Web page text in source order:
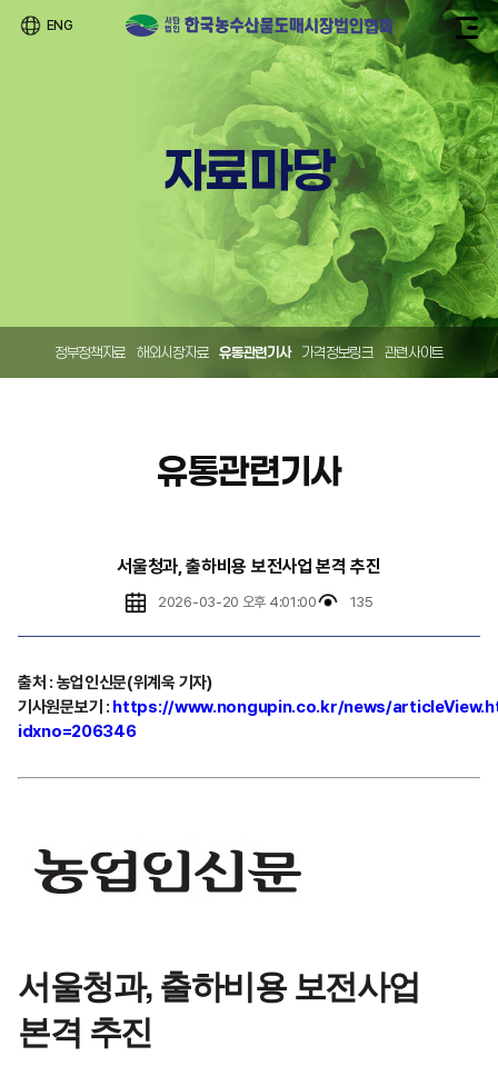
ENG
자료마당
정부정책자료 해외시장자료 유통관련기사 가격정보링크 관련사이트
유통관련기사
서울청과, 출하비용 보전사업 본격 추진
2026-03-20 오후 4:01:00 135
출처 : 농업인신문(위계욱 기자)
기사원문보기 : https://www.nongupin.co.kr/news/
idxno=206346
서울청과, 출하비용 보전사업
본격 추진